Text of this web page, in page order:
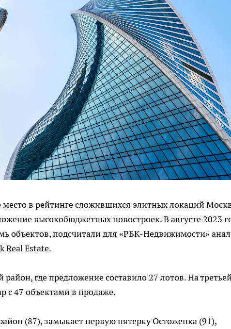
в рейтинге сложившихся элитных локаций
высокобюджетных новостроек. В августе 2023
объектов, подсчитали для «РБК-Недвижимости»
Real Estate.
где предложение составило 27 лотов. На
с 47 объектами в продаже.
(87), замыкает первую пятерку Остоженка (91),